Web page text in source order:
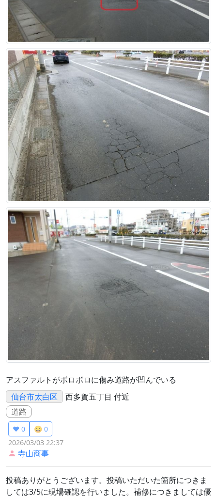
アスファルトがボロボロに傷み道路が凹んでいる
仙台市太白区
西多賀五丁目 付近
道路
❤️ 0
😀 0
2026/03/03 22:37
寺山商事
投稿ありがとうございます。投稿いただいた箇所につきま
しては3/5に現場確認を行いました。補修につきましては優